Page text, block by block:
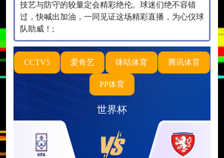
技艺与防守的较量定会精彩绝伦。球迷们绝不容错
过，快喊出加油，一同见证这场精彩直播，为心仪球
队助威！;
CCTV5 爱奇艺 咪咕体育 腾讯体育
PP体育
世界杯